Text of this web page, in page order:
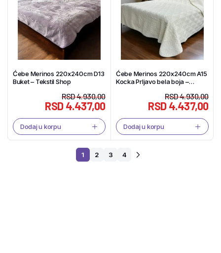
Ćebe Merinos 220x240cm D13
Buket – Tekstil Shop
RSD4.930,00
RSD4.437,00
Dodaj u korpu
Ćebe Merinos 220x240cm A15
Kocka Prljavo bela boja –
RSD4.930,00
RSD4.437,00
Dodaj u korpu
1 2 3 4